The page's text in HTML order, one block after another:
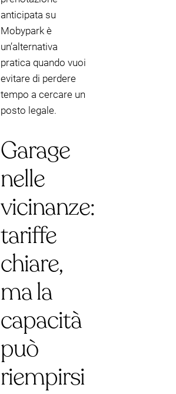
anticipata su
Mobypark è
un’alternativa
pratica quando vuoi
evitare di perdere
tempo a cercare un
posto legale.
Garage
nelle
vicinanze:
tariffe
chiare,
ma la
capacità
può
riempirsi